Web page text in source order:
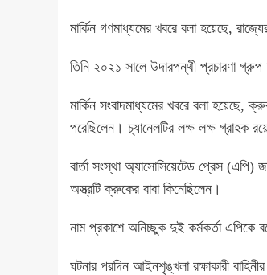
মার্কিন গণমাধ্যমের খবরে বলা হয়েছে,
তিনি ২০২১ সালে উদারপন্থী প্রচারণা
মার্কিন সংবাদমাধ্যমের খবরে বলা হয়েছে,
পরেছিলেন। চ্যানেলটির লক্ষ লক্ষ গ্রাহক
বার্তা সংস্থা অ্যাসোসিয়েটেড প্রেস (এপি)
অস্ত্রটি ক্রুকের বাবা কিনেছিলেন।
নাম প্রকাশে অনিচ্ছুক দুই কর্মকর্তা
ঘটনার পরদিন আইনশৃঙ্খলা রক্ষাকারী